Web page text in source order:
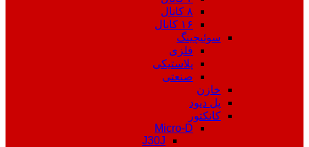
۸ کانال
۱۶ کانال
سوئیچینگ
فلزی
پلاستیکی
صنعتی
خازن
پل دیود
کانکتور
Micro-D
J30J